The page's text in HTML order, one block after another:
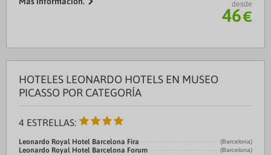
Aeropuerto 2:Girona-Costa Brava Airport 100.0 kms
desde
46€
HOTELES LEONARDO HOTELS EN MUSEO
PICASSO POR CATEGORÍA
4 ESTRELLAS:
Leonardo Royal Hotel Barcelona Fira (Barcelona)
Leonardo Royal Hotel Barcelona Forum (Barcelona)